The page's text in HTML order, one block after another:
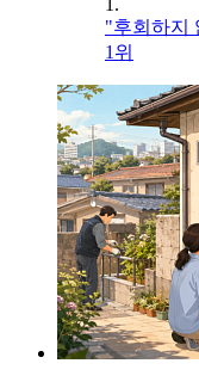
1.
"후회하지
1위